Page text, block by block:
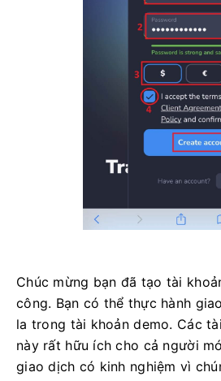
Chúc mừng bạn đã tạo tài
công. Bạn có thể thực hành
la trong tài khoản demo. Các
này rất hữu ích cho cả người
giao dịch có kinh nghiệm vì